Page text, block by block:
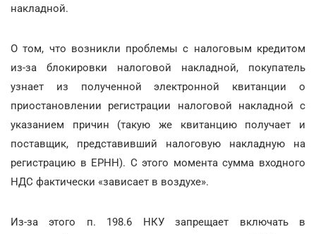
накладной.
О том, что возникли проблемы с налоговым кредитом
из-за блокировки налоговой накладной, покупатель
узнает из полученной электронной квитанции о
приостановлении регистрации налоговой накладной с
указанием причин (такую же квитанцию получает и
поставщик, представивший налоговую накладную на
регистрацию в ЕРНН). С этого момента сумма входного
НДС фактически «зависает в воздухе».
Из-за этого п. 198.6 НКУ запрещает включать в